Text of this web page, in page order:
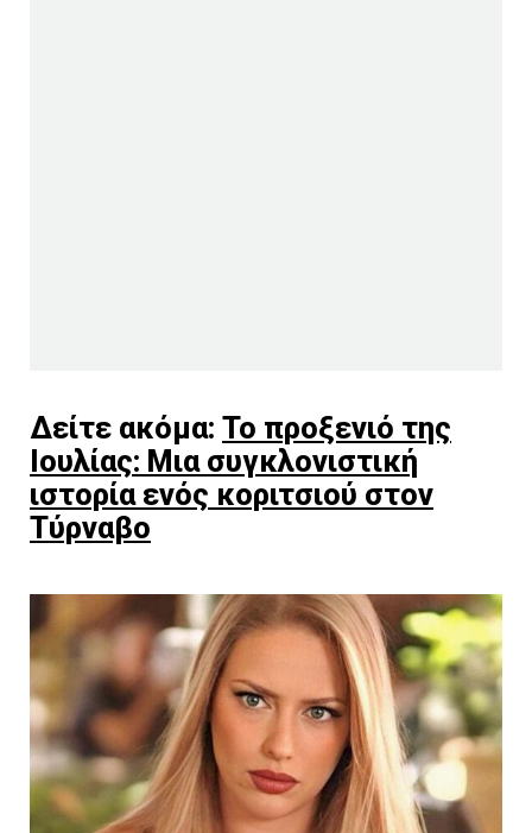
Δείτε ακόμα: Το προξενιό της
Ιουλίας: Μια συγκλονιστική
ιστορία ενός κοριτσιού στον
Τύρναβο